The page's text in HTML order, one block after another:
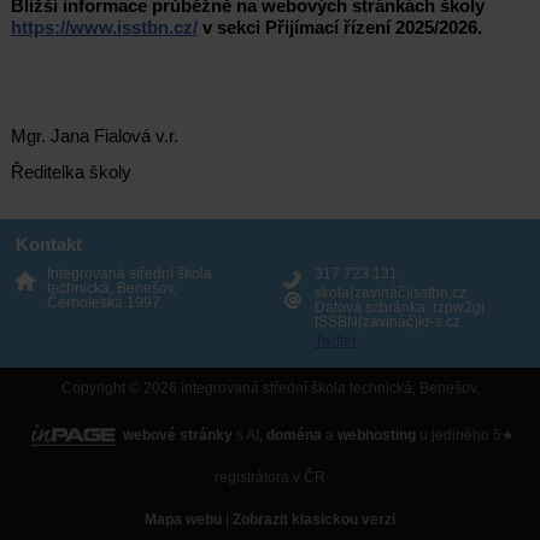
Bližší informace průběžně na webových stránkách školy
https://www.isstbn.cz/v sekci Přijímací řízení 2025/2026.
Mgr. Jana Fialová v.r.
Ředitelka školy
Kontakt
Integrovaná střední škola
technická, Benešov,
Černoleská 1997
317 723 131
skola(zavináč)isstbn.cz
Datová schránka: rzpw2gi
ISSBN(zavináč)kr-s.cz
Copyright © 2026 Integrovaná střední škola technická, Benešov,
webové stránky s AI, doména a webhosting u jediného 5★
registrátora v ČR
Mapa webu Zobrazit klasickou verzi